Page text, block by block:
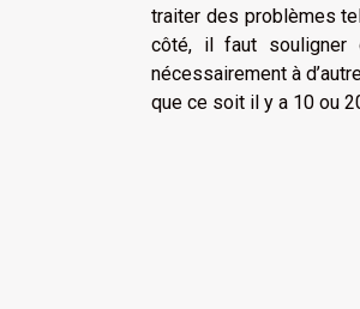
traiter des problèmes
côté, il faut souligner
nécessairement à
que ce soit il y a 10 ou